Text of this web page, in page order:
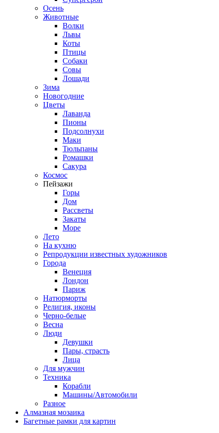
Осень
Животные
Волки
Львы
Коты
Птицы
Собаки
Совы
Лошади
Зима
Новогодние
Цветы
Лаванда
Пионы
Подсолнухи
Маки
Тюльпаны
Ромашки
Сакура
Космос
Пейзажи
Горы
Дом
Рассветы
Закаты
Море
Лето
На кухню
Репродукции известных художников
Города
Венеция
Лондон
Париж
Натюрморты
Религия, иконы
Черно-белые
Весна
Люди
Девушки
Пары, страсть
Лица
Для мужчин
Техника
Корабли
Машины/Автомобили
Разное
Алмазная мозаика
Багетные рамки для картин